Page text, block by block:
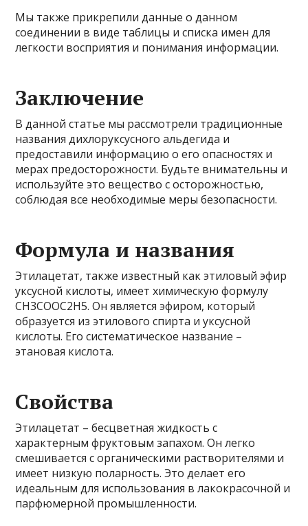
Мы также прикрепили данные о данном
соединении в виде таблицы и списка имен для
легкости восприятия и понимания информации.
Заключение
В данной статье мы рассмотрели традиционные
названия дихлоруксусного альдегида и
предоставили информацию о его опасностях и
мерах предосторожности. Будьте внимательны и
используйте это вещество с осторожностью,
соблюдая все необходимые меры безопасности.
Формула и названия
Этилацетат, также известный как этиловый эфир
уксусной кислоты, имеет химическую формулу
CH3COOC2H5. Он является эфиром, который
образуется из этилового спирта и уксусной
кислоты. Его систематическое название –
этановая кислота.
Свойства
Этилацетат – бесцветная жидкость с
характерным фруктовым запахом. Он легко
смешивается с органическими растворителями и
имеет низкую поларность. Это делает его
идеальным для использования в лакокрасочной и
парфюмерной промышленности.